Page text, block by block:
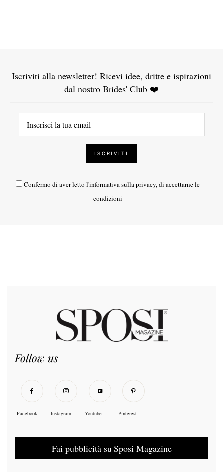
Iscriviti alla newsletter! Ricevi idee, dritte e ispirazioni
dal nostro Brides' Club ❤️
Confermo di aver letto l'informativa sulla privacy, di accettarne le
condizioni
Follow us
Facebook Instagram Youtube Pinterest
Fai pubblicità su Sposi Magazine